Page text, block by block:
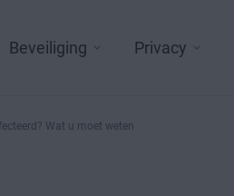
Beveiliging Privacy
Wat u moet weten